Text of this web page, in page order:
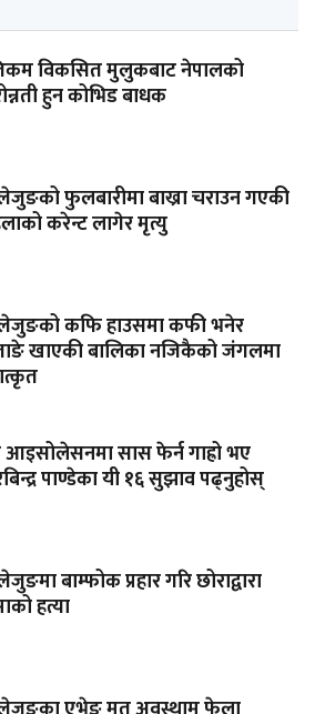
विकसित मुलुकबाट नेपालको
हुन कोभिड बाधक
फुलबारीमा बाख्रा चराउन गएकी
करेन्ट लागेर मृत्यु
कफि हाउसमा कफी भनेर
खाएकी बालिका नजिकैको जंगलमा
आइसोलेसनमा सास फेर्न गाह्रो भए
पाण्डेका यी १६ सुझाव पढ्नुहोस्
बाम्फोक प्रहार गरि छोराद्वारा
हत्या